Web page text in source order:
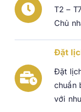
T2 –
Chủ
Đặt
Đặt
chuẩn
với